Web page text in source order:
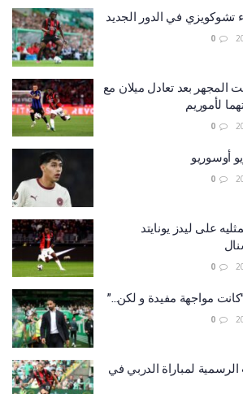
تشوكويزي في الدور الجديد
المجهر بعد تعادل ميلان مع
لأموريم
أوسوريو
على ليدز يونايتد
الرسمية لمباراة الدربي في